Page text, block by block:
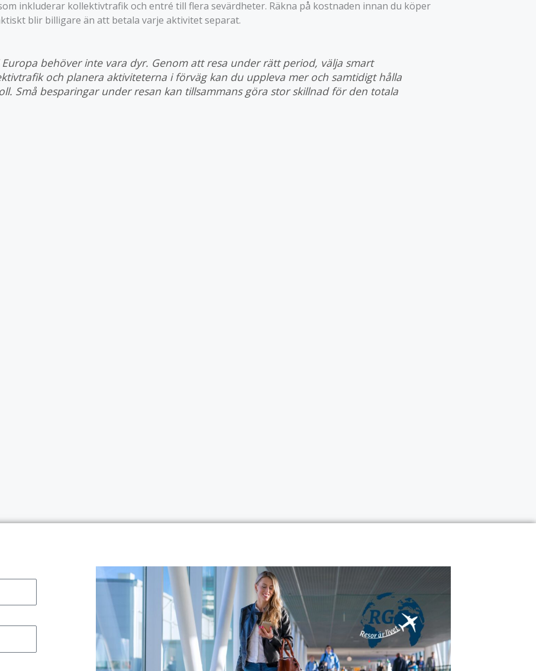
inkluderar kollektivtrafik och entré till flera sevärdheter. Räkna på kostnaden innan du köper
blir billigare än att betala varje aktivitet separat.
Europa behöver inte vara dyr. Genom att resa under rätt period, välja smart
och planera aktiviteterna i förväg kan du uppleva mer och samtidigt hålla
Små besparingar under resan kan tillsammans göra stor skillnad för den totala